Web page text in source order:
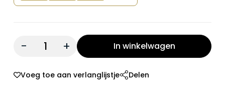
Quantity: In winkelwagen
Voeg toe aan verlanglijstje Delen